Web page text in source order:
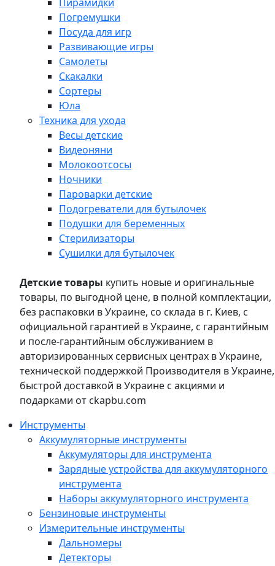
Погремушки
Посуда для игр
Развивающие игры
Самолеты
Скакалки
Сортеры
Юла
Техника для ухода
Весы детские
Видеоняни
Молокоотсосы
Ночники
Пароварки детские
Подогреватели для бутылочек
Подушки для беременных
Стерилизаторы
Сушилки для бутылочек
Детские товары купить новые и оригинальные
товары, по выгодной цене, в полной комплектации,
без распаковки в Украине, со склада в г. Киев, с
официальной гарантией в Украине, с гарантийным
и после-гарантийным обслуживанием в
авторизированных сервисных центрах в Украине,
технической поддержкой Производителя в Украине,
быстрой доставкой в Украине с акциями и
подарками от ckapbu.com
Инструменты
Аккумуляторные инструменты
Аккумуляторы для инструмента
Зарядные устройства для аккумуляторного
инструмента
Наборы аккумуляторного инструмента
Бензиновые инструменты
Измерительные инструменты
Дальномеры
Детекторы